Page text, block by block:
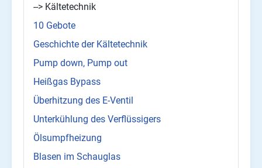
--> Kältetechnik
10 Gebote
Geschichte der Kältetechnik
Pump down, Pump out
Heißgas Bypass
Überhitzung des E-Ventil
Unterkühlung des Verflüssigers
Ölsumpfheizung
Blasen im Schauglas